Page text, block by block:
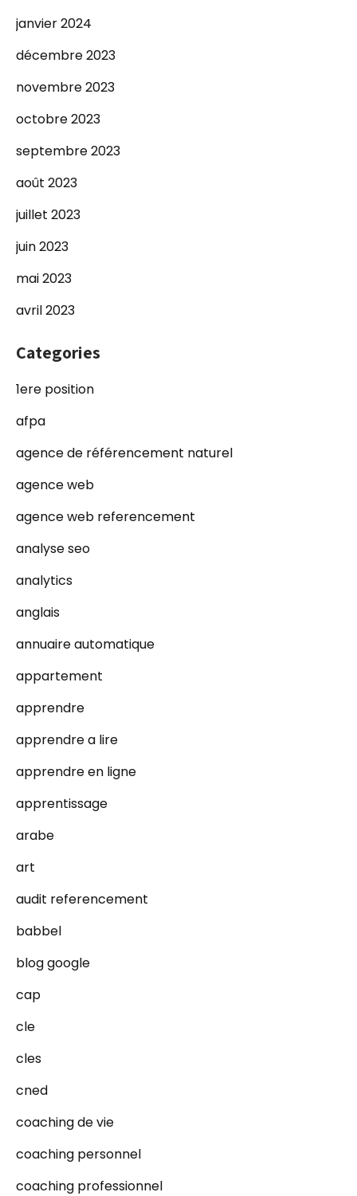
janvier 2024
décembre 2023
novembre 2023
octobre 2023
septembre 2023
août 2023
juillet 2023
juin 2023
mai 2023
avril 2023
Categories
1ere position
afpa
agence de référencement naturel
agence web
agence web referencement
analyse seo
analytics
anglais
annuaire automatique
appartement
apprendre
apprendre a lire
apprendre en ligne
apprentissage
arabe
art
audit referencement
babbel
blog google
cap
cle
cles
cned
coaching de vie
coaching personnel
coaching professionnel